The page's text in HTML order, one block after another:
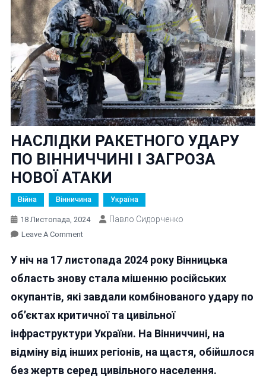
НАСЛІДКИ РАКЕТНОГО УДАРУ
ПО ВІННИЧЧИНІ І ЗАГРОЗА
НОВОЇ АТАКИ
Війна Вінничина Україна
18 Листопада, 2024 Павло Сидорченко
Leave A CommentOn
РАКЕТНОГО
УДАРУ
ВІННИЧЧИНІ
І
ЗАГРОЗА
АТАКИ
У ніч на 17 листопада 2024 року Вінницька
область знову стала мішенню російських
окупантів, які завдали комбінованого удару по
об’єктах критичної та цивільної
інфраструктури України. На Вінниччині, на
відміну від інших регіонів, на щастя, обійшлося
без жертв серед цивільного населення.